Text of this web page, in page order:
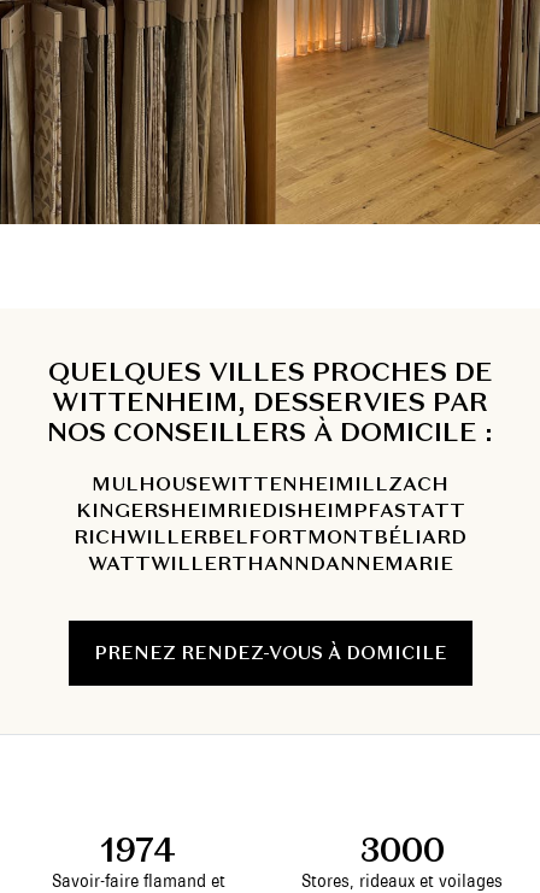
QUELQUES VILLES PROCHES DE
WITTENHEIM, DESSERVIES PAR
NOS CONSEILLERS À DOMICILE :
MULHOUSEWITTENHEIMILLZACH
KINGERSHEIMRIEDISHEIMPFASTATT
RICHWILLERBELFORTMONTBÉLIARD
WATTWILLERTHANNDANNEMARIE
PRENEZ RENDEZ-VOUS À DOMICILE
1974
Savoir-faire flamand et
3000
Stores, rideaux et voilages